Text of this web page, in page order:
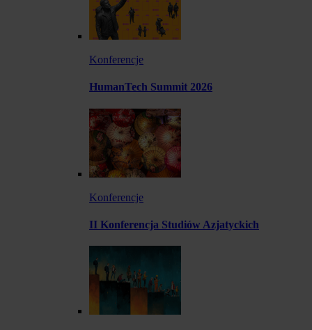
Konferencje
HumanTech Summit 2026
Konferencje
II Konferencja Studiów Azjatyckich